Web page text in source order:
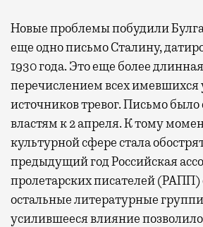
Новые проблемы побудили
еще одно письмо Сталину,
1930 года. Это еще более
перечислением всех имевшихся
источников тревог. Письмо было
властям к 2 апреля. К тому
культурной сфере стала
предыдущий год Российская
пролетарских писателей (РАПП)
остальные литературные
усилившееся влияние